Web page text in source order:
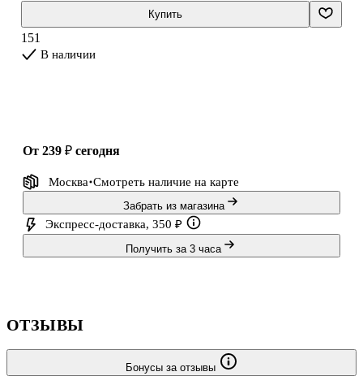
Купить
151
В наличии
от 239 ₽ сегодня
Москва Смотреть наличие на карте
Забрать из магазина
Экспресс-доставка, 350 ₽
Получить за 3 часа
ОТЗЫВЫ
Бонусы за отзывы